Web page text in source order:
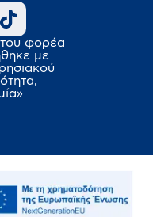
φορέα
με